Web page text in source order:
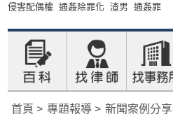
侵害配偶權 通姦除罪化 渣男 通姦罪
首頁 專題報導
新聞案例分享